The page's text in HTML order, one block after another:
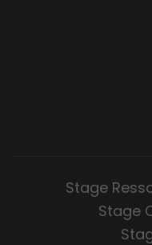
Stage
Stage